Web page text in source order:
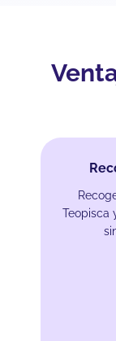
Teopisca